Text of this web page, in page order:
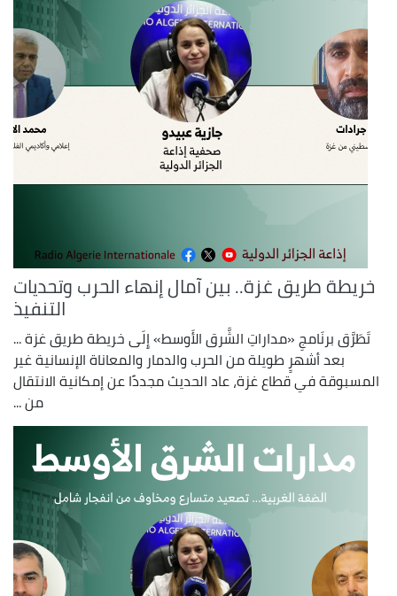
خريطة طريق غزة.. بين آمال إنهاء الحرب وتحديات
التنفيذ
تَطَرَّق برنَامجِ «مداراتِ الشَّرق الأَوسط» إِلَى خريطة طريق غزة ...
بعد أشهرٍ طويلة من الحرب والدمار والمعاناة الإنسانية غير
المسبوقة في قطاع غزة، عاد الحديث مجددًا عن إمكانية الانتقال
من ...